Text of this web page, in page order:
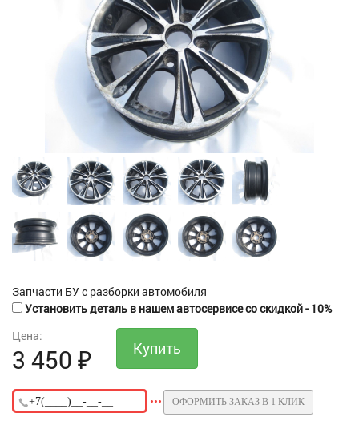
Запчасти БУ с разборки автомобиля
Установить деталь в нашем автосервисе со скидкой - 10%
Цена:
3 450 ₽
ОФОРМИТЬ ЗАКАЗ В 1 КЛИК